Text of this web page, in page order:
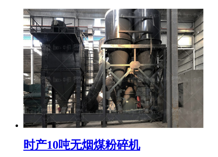
时产10吨无烟煤粉碎机